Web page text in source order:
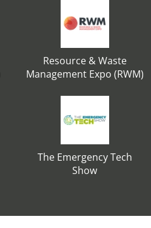
Resource & Waste
Management Expo (RWM)
The Emergency Tech
Show